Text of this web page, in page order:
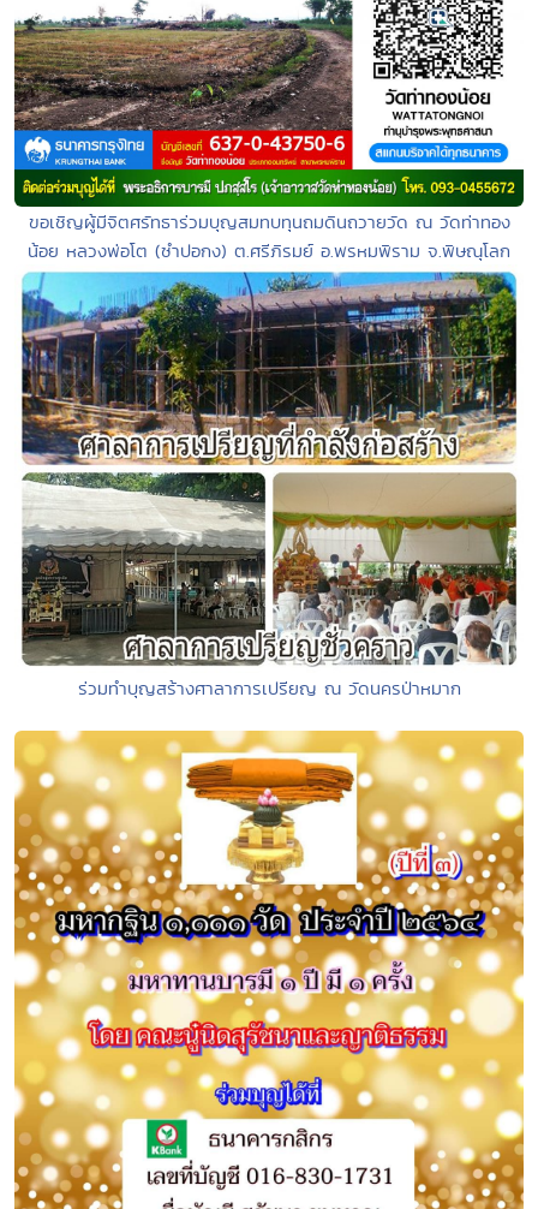
ขอเชิญผู้มีจิตศรัทธาร่วมบุญสมทบทุนถมดินถวายวัด ณ วัดท่าทอง
น้อย หลวงพ่อโต (ซำปอกง) ต.ศรีภิรมย์ อ.พรหมพิราม จ.พิษณุโลก
ร่วมทำบุญสร้างศาลาการเปรียญ ณ วัดนครป่าหมาก